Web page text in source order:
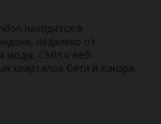
находится в
недалеко от
моды, СМИ и веб-
кварталов Сити и Канэри-